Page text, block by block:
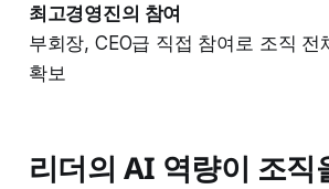
최고경영진의 참여
부회장, CEO급 직접 참여로 조직 전
확보
리더의 AI 역량이 조직